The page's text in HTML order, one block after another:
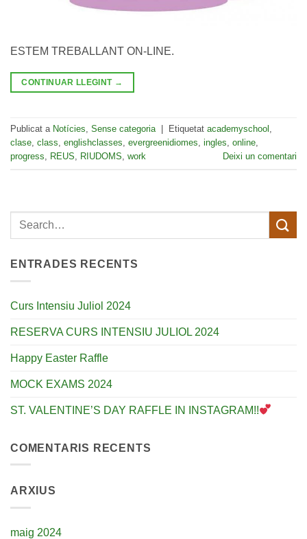
ESTEM TREBALLANT ON-LINE.
CONTINUAR LLEGINT →
Publicat a Notícies, Sense categoria Etiquetat academyschool ,
clase, class, englishclasses, evergreenidiomes, ingles, online,
progress, REUS, RIUDOMS, work Deixi un comentari
ENTRADES RECENTS
Curs Intensiu Juliol 2024
RESERVA CURS INTENSIU JULIOL 2024
Happy Easter Raffle
MOCK EXAMS 2024
ST. VALENTINE’S DAY RAFFLE IN INSTAGRAM!!
COMENTARIS RECENTS
ARXIUS
maig 2024